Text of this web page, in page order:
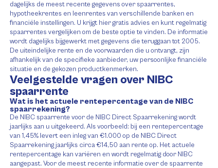
dagelijks de meest recente gegevens over spaarrentes,
hypotheekrentes en leenrentes van verschillende banken en
financiële instellingen. U krijgt hier gratis advies en kunt regelmatig
spaarrentes vergelijken om de beste optie te vinden. De informatie
wordt dagelijks bijgewerkt met gegevens die teruggaan tot 2005.
De uiteindelijke rente en de voorwaarden die u ontvangt, zijn
afhankelijk van de specifieke aanbieder, uw persoonlijke financiële
situatie en de gekozen productkenmerken.
Veelgestelde vragen over NIBC
spaarrente
Wat is het actuele rentepercentage van de NIBC
spaarrekening?
De NIBC spaarrente voor de NIBC Direct Spaarrekening wordt
jaarlijks aan u uitgekeerd. Als voorbeeld: bij een rentepercentage
van 1,45% levert een inleg van €1.000 op de NIBC Direct
Spaarrekening jaarlijks circa €14,50 aan rente op. Het actuele
rentepercentage kan variëren en wordt regelmatig door NIBC
aangepast. Voor de meest recente informatie over de spaarrente